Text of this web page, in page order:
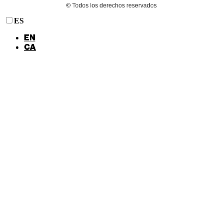
© Todos los derechos reservados
ES
EN
CA